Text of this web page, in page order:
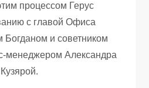
процессом Герус
с главой Офиса
Богданом и советником
менеджером Александра